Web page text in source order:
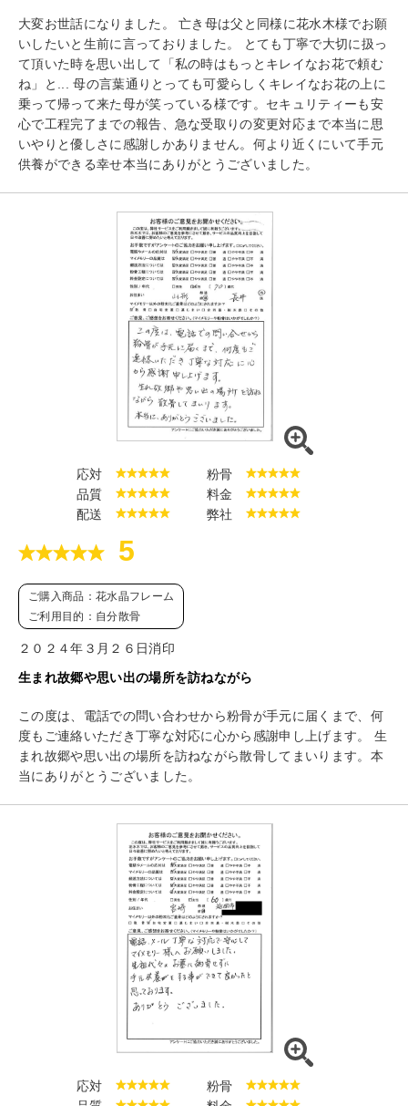
大変お世話になりました。 亡き母は父と同様に花水木様でお願
いしたいと生前に言っておりました。 とても丁寧で大切に扱っ
て頂いた時を思い出して「私の時はもっとキレイなお花で頼む
ね」と... 母の言葉通りとっても可愛らしくキレイなお花の上に
乗って帰って来た母が笑っている様です。セキュリティーも安
心で工程完了までの報告、急な受取りの変更対応まで本当に思
いやりと優しさに感謝しかありません。何より近くにいて手元
供養ができる幸せ本当にありがとうございました。
応対
粉骨
品質
料金
配送
弊社
5
ご購入商品：花水晶フレーム
ご利用目的：自分散骨
２０２４年３月２６日消印
生まれ故郷や思い出の場所を訪ねながら
この度は、電話での問い合わせから粉骨が手元に届くまで、何
度もご連絡いただき丁寧な対応に心から感謝申し上げます。 生
まれ故郷や思い出の場所を訪ねながら散骨してまいります。本
当にありがとうございました。
応対
粉骨